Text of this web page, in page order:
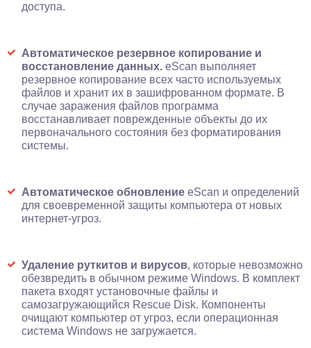
доступа.
Автоматическое резервное копирование и
восстановление данных. eScan выполняет
резервное копирование всех часто используемых
файлов и хранит их в зашифрованном формате. В
случае заражения файлов программа
восстанавливает поврежденные объекты до их
первоначального состояния без форматирования
системы.
Автоматическое обновление eScan и определений
для своевременной защиты компьютера от новых
интернет-угроз.
Удаление руткитов и вирусов, которые невозможно
обезвредить в обычном режиме Windows. В комплект
пакета входят установочные файлы и
самозагружающийся Rescue Disk. Компоненты
очищают компьютер от угроз, если операционная
система Windows не загружается.